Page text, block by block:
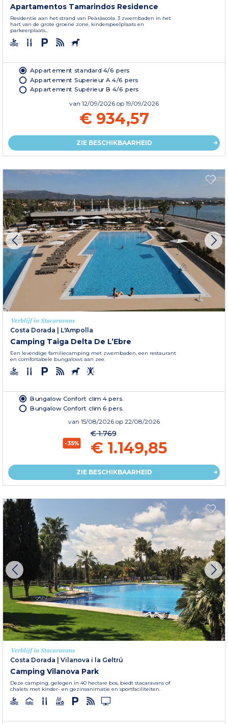
Apartamentos Tamarindos Residence
Residentie aan het strand van Peà±à­scola. 3 zwembaden in het
hart van de grote groene zone, kinderspeelplaats en
parkeerplaats...
Appartement standard 4/6 pers
Appartement Superieur A 4/6 pers
Appartement Supérieur B 4/6 pers
van 12/09/2026 op 19/09/2026
€ 934,57
ZIE BESCHIKBAARHEID
Verblijf in Stacaravans
Costa Dorada
L'Ampolla
Camping Taiga Delta De L’Ebre
Een levendige familiecamping met zwembaden, een restaurant
en comfortabele bungalows aan zee.
Bungalow Confort clim 4 pers.
Bungalow Confort clim 6 pers.
van 15/08/2026 op 22/08/2026
-35%
€ 1.769
€ 1.149,85
ZIE BESCHIKBAARHEID
Verblijf in Stacaravans
Costa Dorada | Vilanova i la Geltrú
Camping Vilanova Park
Deze camping, gelegen in 40 hectare bos, biedt stacaravans of
chalets met kinder- en gezinsanimatie en sportfaciliteiten.